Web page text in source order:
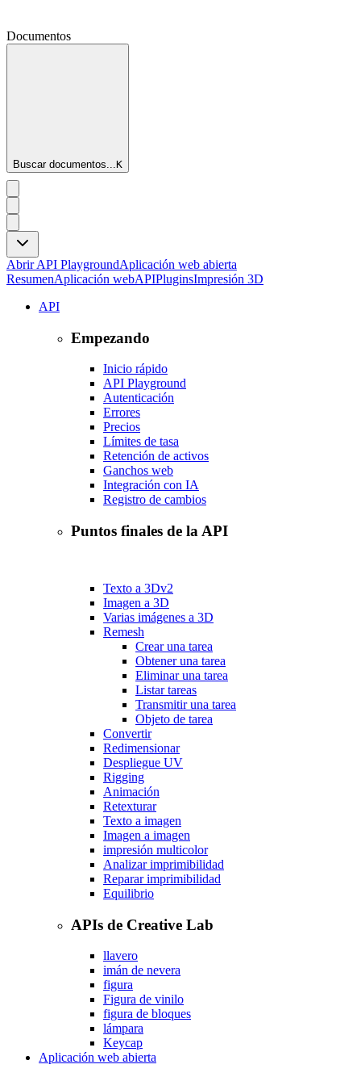
Documentos
Buscar documentos...K
Abrir API PlaygroundAplicación web abierta
ResumenAplicación webAPIPluginsImpresión 3D
API
Empezando
Inicio rápido
API Playground
Autenticación
Errores
Precios
Límites de tasa
Retención de activos
Ganchos web
Integración con IA
Registro de cambios
Puntos finales de la API
Texto a 3Dv2
Imagen a 3D
Varias imágenes a 3D
Remesh
Crear una tarea
Obtener una tarea
Eliminar una tarea
Listar tareas
Transmitir una tarea
Objeto de tarea
Convertir
Redimensionar
Despliegue UV
Rigging
Animación
Retexturar
Texto a imagen
Imagen a imagen
impresión multicolor
Analizar imprimibilidad
Reparar imprimibilidad
Equilibrio
APIs de Creative Lab
llavero
imán de nevera
figura
Figura de vinilo
figura de bloques
lámpara
Keycap
Aplicación web abierta